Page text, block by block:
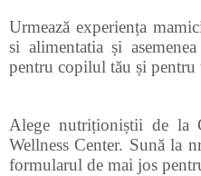
Urmează experiența
si alimentatia și
pentru copilul tău și pentru
Alege nutriționiștii de la
Wellness Center. Sună la
formularul de mai jos